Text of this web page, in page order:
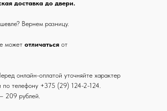
доставка до двери.
Вернем разницу.
может отличаться от
онлайн-оплатой уточняйте характер
по телефону +375 (29) 124-2-124.
209 рублей.